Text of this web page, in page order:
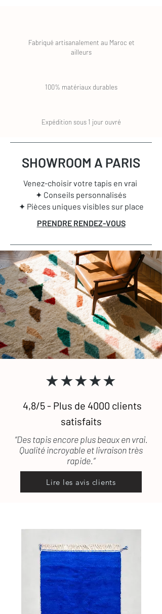
Fabriqué artisanalement au Maroc et
ailleurs
100% matériaux durables
Expédition sous 1 jour ouvré
SHOWROOM A PARIS
Venez-choisir votre tapis en vrai
✦ Conseils personnalisés
✦ Pièces uniques visibles sur place
PRENDRE RENDEZ-VOUS
★★★★★
4,8/5 - Plus de 4000 clients
satisfaits
“Des tapis encore plus beaux en vrai.
Qualité incroyable et livraison très
rapide.”
Lire les avis clients